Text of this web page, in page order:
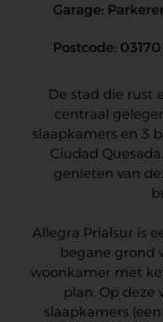
Garage:
Postcode: 03170
De stad die rust
centraal
slaapkamers en 3
Ciudad
genieten van
Allegra Prialsur is
begane grond
woonkamer met
plan. Op deze
slaapkamers